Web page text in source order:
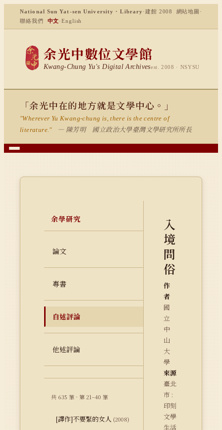
National Sun Yat-sen University · Library ·建館 2008 網站地圖 ·
聯絡我們
中文·English
余光中數位文學館
Kwang-Chung Yu's Digital Archivesest. 2008 · NSYSU
「余光中在的地方就是文學中心。」
"Wherever Yu Kwang-chung is, there is the centre of
literature."
— 陳芳明 國立政治大學臺灣文學研究所所長
余學研究
論文
專書
自述評論
他述評論
共 635 筆 · 第 21–40 筆
[譯作]不要緊的女人 (2008)
入
境
問
俗
作
者
國
立
中
山
大
學
來源
臺北
市 :
印刻
文學
生活